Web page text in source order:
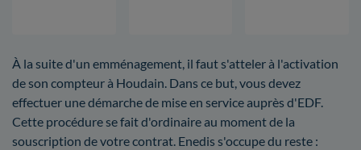
À la suite d'un emménagement, il faut s'atteler à l'activation
de son compteur à Houdain. Dans ce but, vous devez
effectuer une démarche de mise en service auprès d'EDF.
Cette procédure se fait d'ordinaire au moment de la
souscription de votre contrat. Enedis s'occupe du reste :